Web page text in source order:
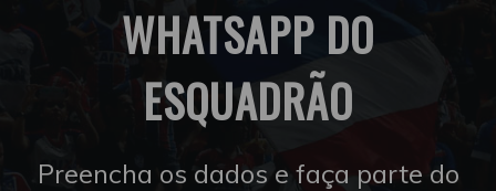
WHATSAPP DO
ESQUADRÃO
Preencha os dados e faça parte do